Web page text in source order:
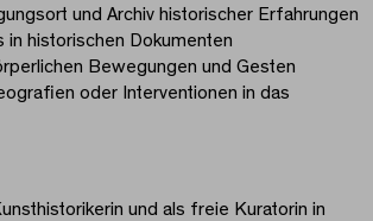
und Archiv historischer Erfahrungen
in historischen Dokumenten
Bewegungen und Gesten
oder Interventionen in das
und als freie Kuratorin in